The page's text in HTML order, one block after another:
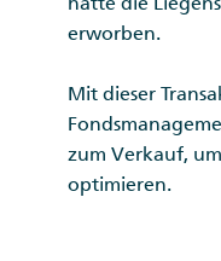
erworben.
Mit dieser
zum Verkauf,
optimieren.